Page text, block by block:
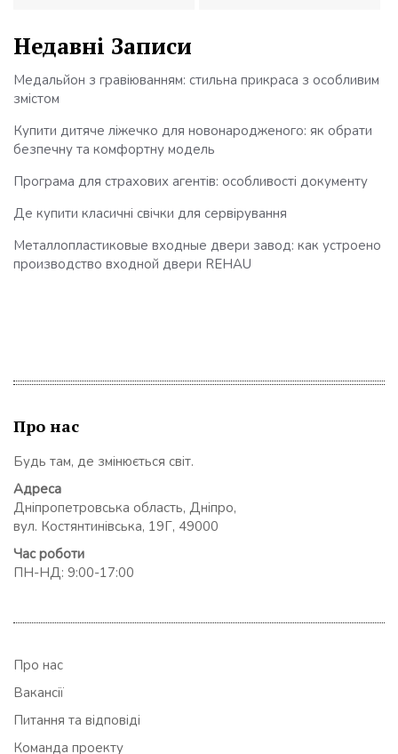
Недавні Записи
Медальйон з гравіюванням: стильна прикраса з особливим
змістом
Купити дитяче ліжечко для новонародженого: як обрати
безпечну та комфортну модель
Програма для страхових агентів: особливості документу
Де купити класичні свічки для сервірування
Металлопластиковые входные двери завод: как устроено
производство входной двери REHAU
Про нас
Будь там, де змінюється світ.
Адреса
Дніпропетровська область, Дніпро,
вул. Костянтинівська, 19Г, 49000
Час роботи
ПН-НД: 9:00-17:00
Про нас
Вакансії
Питання та відповіді
Команда проекту